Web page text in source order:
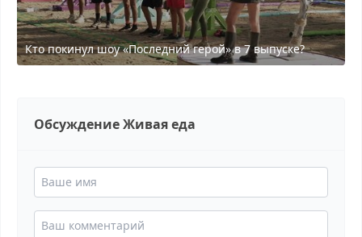
Кто покинул шоу «Последний герой» в 7 выпуске?
Обсуждение Живая еда